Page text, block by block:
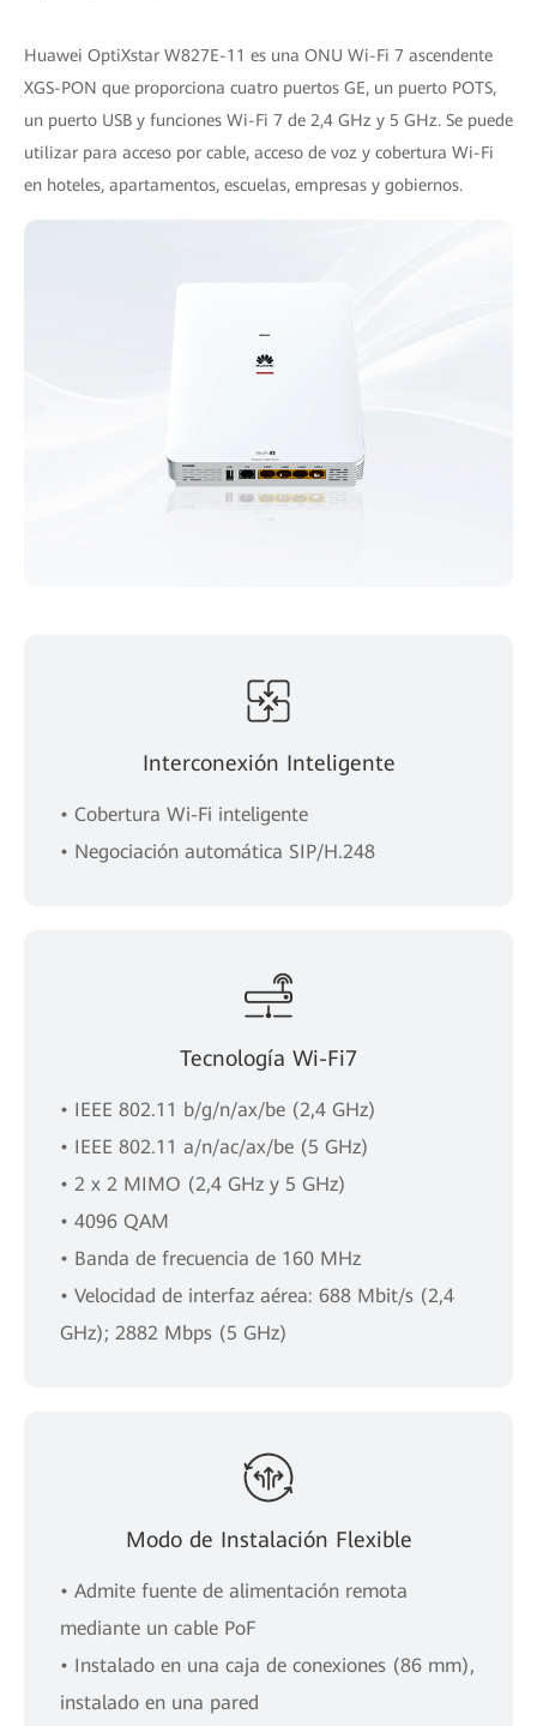
Huawei OptiXstar W827E-11 es una ONU Wi-Fi 7 ascendente
XGS-PON que proporciona cuatro puertos GE, un puerto POTS,
un puerto USB y funciones Wi-Fi 7 de 2,4 GHz y 5 GHz. Se puede
utilizar para acceso por cable, acceso de voz y cobertura Wi-Fi
en hoteles, apartamentos, escuelas, empresas y gobiernos.
Interconexión Inteligente
• Cobertura Wi-Fi inteligente
• Negociación automática SIP/H.248
Tecnología Wi-Fi7
• IEEE 802.11 b/g/n/ax/be (2,4 GHz)
• IEEE 802.11 a/n/ac/ax/be (5 GHz)
• 2 x 2 MIMO (2,4 GHz y 5 GHz)
• 4096 QAM
• Banda de frecuencia de 160 MHz
• Velocidad de interfaz aérea: 688 Mbit/s (2,4
GHz); 2882 ​​Mbps (5 GHz)
Modo de Instalación Flexible
• Admite fuente de alimentación remota
mediante un cable PoF
• Instalado en una caja de conexiones (86 mm),
instalado en una pared